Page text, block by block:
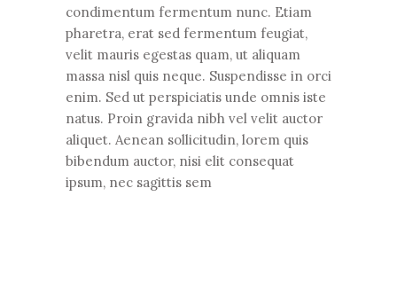
condimentum fermentum nunc. Etiam
pharetra, erat sed fermentum feugiat,
velit mauris egestas quam, ut aliquam
massa nisl quis neque. Suspendisse in orci
enim. Sed ut perspiciatis unde omnis iste
natus. Proin gravida nibh vel velit auctor
aliquet. Aenean sollicitudin, lorem quis
bibendum auctor, nisi elit consequat
ipsum, nec sagittis sem